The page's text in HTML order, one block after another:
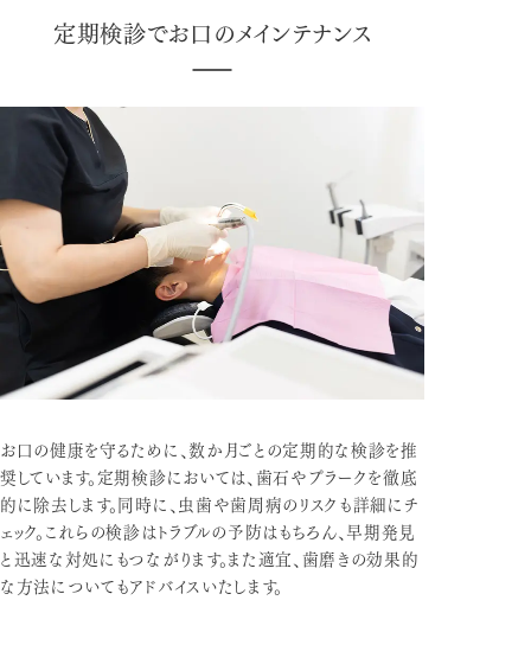
定期検診でお口のメインテナンス
お口の健康を守るために、数か月ごとの定期的な検診を推
奨しています。定期検診においては、歯石やプラークを徹底
的に除去します。同時に、虫歯や歯周病のリスクも詳細にチ
ェック。これらの検診はトラブルの予防はもちろん、早期発見
と迅速な対処にもつながります。また適宜、歯磨きの効果的
な方法についてもアドバイスいたします。